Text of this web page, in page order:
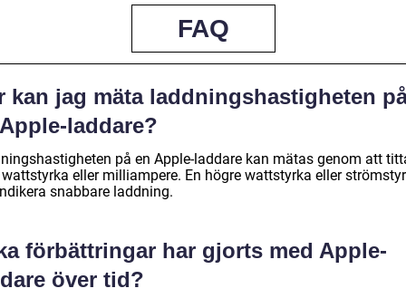
FAQ
kan jag mäta laddningshastigheten
laddare?
på en Apple-laddare kan mätas genom att
eller milliampere. En högre wattstyrka eller
snabbare laddning.
förbättringar har gjorts med Apple-
över tid?